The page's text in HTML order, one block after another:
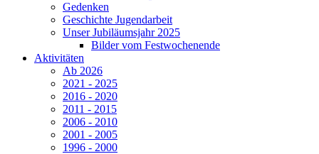
Gedenken
Geschichte Jugendarbeit
Unser Jubiläumsjahr 2025
Bilder vom Festwochenende
Aktivitäten
Ab 2026
2021 - 2025
2016 - 2020
2011 - 2015
2006 - 2010
2001 - 2005
1996 - 2000